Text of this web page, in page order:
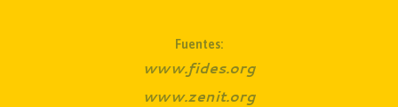
Fuentes:
www.fides.org
www.zenit.org